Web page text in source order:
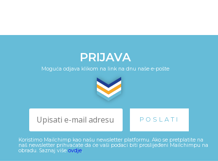
PRIJAVA
Moguća odjava klikom na link na dnu naše e-pošte
Koristimo Mailchimp kao našu newsletter platformu. Ako se pretplatite na
naš newsletter prihvaćate da će vaši podaci biti proslijeđeni Mailchimpu na
obradu. Saznaj više ovdje